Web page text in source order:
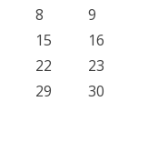
8
9
15
16
22
23
29
30